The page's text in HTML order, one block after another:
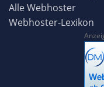
Alle Webhoster
Webhoster-Lexikon